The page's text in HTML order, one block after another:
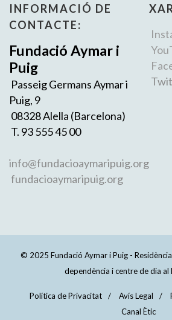
INFORMACIÓ DE
CONTACTE:
Fundació Aymar i
Puig
Passeig Germans Aymar i
Puig, 9
08328 Alella (Barcelona)
T. 93 555 45 00
info@fundacioaymaripuig.org
fundacioaymaripuig.org
© 2025 Fundació Aymar i Puig -
dependència i centre de dia al
Política de Privacitat Avís Legal
Canal Ètic